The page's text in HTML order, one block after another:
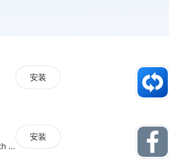
安装
Increase traffic, revenue and customer retention with an affiliate program
安装